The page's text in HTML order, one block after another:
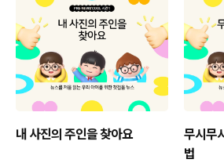
내 사진의 주인을 찾아요
무시무
법